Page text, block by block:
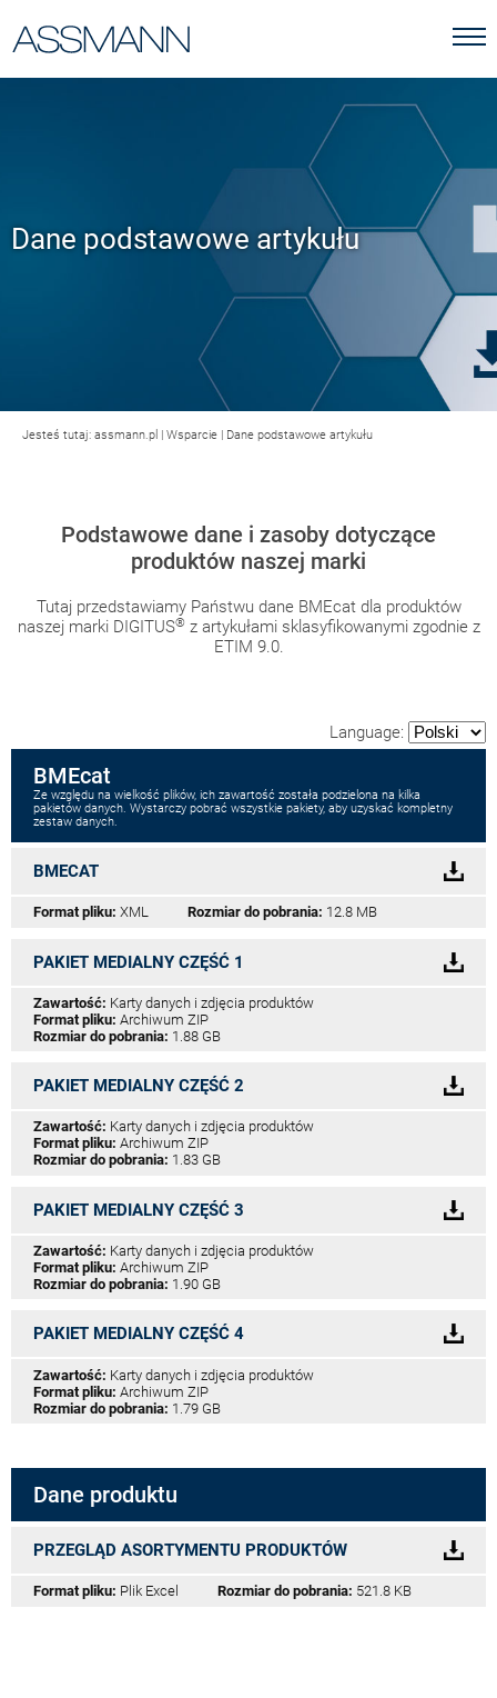
Dane podstawowe artykułu
Jesteś tutaj: assmann.pl | Wsparcie | Dane podstawowe artykułu
Podstawowe dane i zasoby dotyczące
produktów naszej marki
Tutaj przedstawiamy Państwu dane BMEcat dla produktów
naszej marki DIGITUS® z artykułami sklasyfikowanymi zgodnie z
ETIM 9.0.
Language:
BMEcat
Ze względu na wielkość plików, ich zawartość została podzielona na kilka
pakietów danych. Wystarczy pobrać wszystkie pakiety, aby uzyskać kompletny
zestaw danych.
BMECAT
Format pliku: XML Rozmiar do pobrania: 12.8 MB
PAKIET MEDIALNY CZĘŚĆ 1
Zawartość: Karty danych i zdjęcia produktów
Format pliku: Archiwum ZIP
Rozmiar do pobrania: 1.88 GB
PAKIET MEDIALNY CZĘŚĆ 2
Zawartość: Karty danych i zdjęcia produktów
Format pliku: Archiwum ZIP
Rozmiar do pobrania: 1.83 GB
PAKIET MEDIALNY CZĘŚĆ 3
Zawartość: Karty danych i zdjęcia produktów
Format pliku: Archiwum ZIP
Rozmiar do pobrania: 1.90 GB
PAKIET MEDIALNY CZĘŚĆ 4
Zawartość: Karty danych i zdjęcia produktów
Format pliku: Archiwum ZIP
Rozmiar do pobrania: 1.79 GB
Dane produktu
PRZEGLĄD ASORTYMENTU PRODUKTÓW
Format pliku: Plik Excel Rozmiar do pobrania: 521.8 KB